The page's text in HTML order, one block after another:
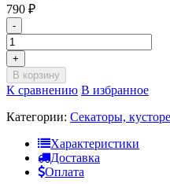
790 ₽
-
+
В корзину
К сравнению В избранное
Категории: Секаторы,
Характеристики
Доставка
Оплата